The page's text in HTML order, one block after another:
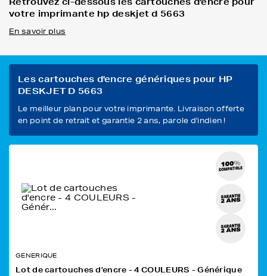
votre imprimante hp deskjet d 5663
En savoir plus
Les cartouches d'encre génériques pour HP
DESKJET D 5663
Le meilleur plan pour votre imprimante. Livraison offerte
en point de retrait et garantie 2 ans, parole d'indien !
GENERIQUE
Lot de cartouches d'encre - 4 COULEURS - Générique